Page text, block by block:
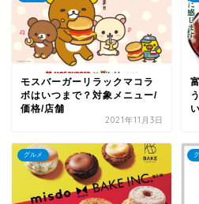
モスバーガーリラックマコラ
ボはいつまで？対象メニュー/
価格/店舗
2021年11月3日
グルメ